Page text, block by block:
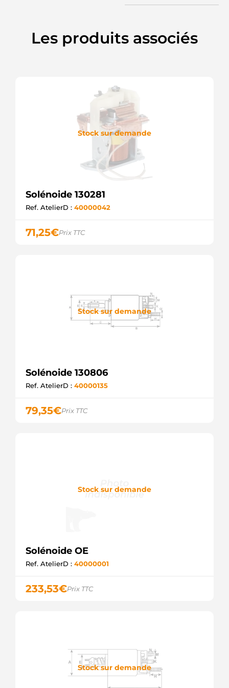
Les produits associés
Stock sur demande
Solénoide 130281
Ref. AtelierD : 40000042
71,25€Prix TTC
Stock sur demande
Solénoide 130806
Ref. AtelierD : 40000135
79,35€Prix TTC
Stock sur demande
Solénoide OE
Ref. AtelierD : 40000001
233,53€Prix TTC
Stock sur demande